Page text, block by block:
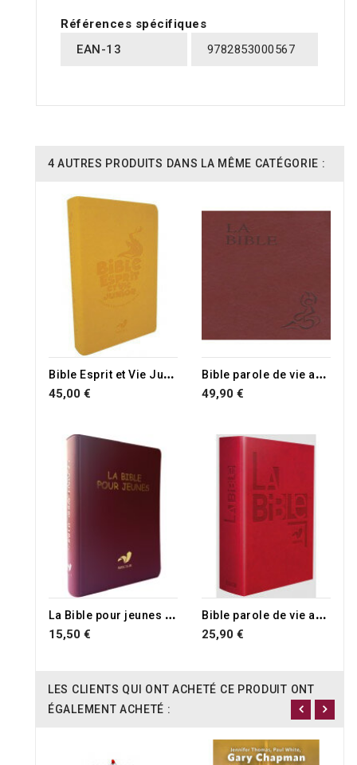
Références spécifiques
EAN-13
9782853000567
4 AUTRES PRODUITS DANS LA MÊME CATÉGORIE :
B
ible Esprit et Vie Junior
45,00 €
B
ible parole de vie avec les livres deutérocanoniques illustrations Annie Vallotton
49,90 €
L
a Bible pour jeunes Parole de vie version catholique
15,50 €
B
ible parole de vie avec les livres Deutérocanoniques similicuir rouge
25,90 €
LES CLIENTS QUI ONT ACHETÉ CE PRODUIT ONT
ÉGALEMENT ACHETÉ :